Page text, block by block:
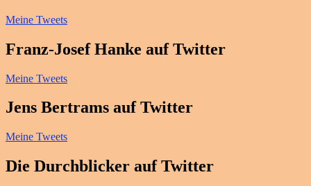
Meine Tweets
Franz-Josef Hanke auf Twitter
Meine Tweets
Jens Bertrams auf Twitter
Meine Tweets
Die Durchblicker auf Twitter